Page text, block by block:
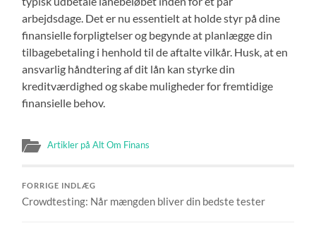
arbejdsdage. Det er nu essentielt at holde styr på dine
finansielle forpligtelser og begynde at planlægge din
tilbagebetaling i henhold til de aftalte vilkår. Husk, at en
ansvarlig håndtering af dit lån kan styrke din
kreditværdighed og skabe muligheder for fremtidige
finansielle behov.
Artikler på Alt Om Finans
FORRIGE INDLÆG
Crowdtesting: Når mængden bliver din bedste tester